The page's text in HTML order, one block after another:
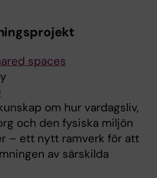
spaces
om hur vardagsliv,
och den fysiska miljön
– ett nytt ramverk för att
av särskilda